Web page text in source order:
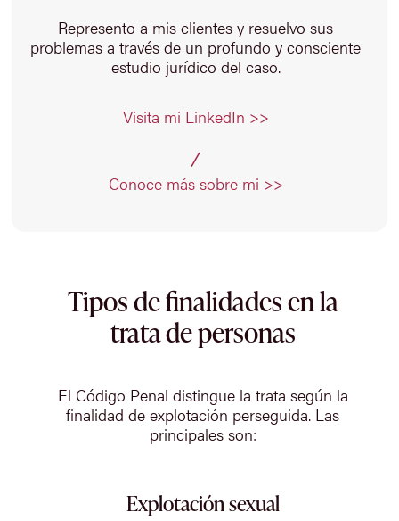
Represento a mis clientes y resuelvo sus
problemas a través de un profundo y consciente
estudio jurídico del caso.
Visita mi LinkedIn >>
Conoce más sobre mi >>
Tipos de finalidades en la
trata de personas
El Código Penal distingue la trata según la
finalidad de explotación perseguida. Las
principales son:
Explotación sexual